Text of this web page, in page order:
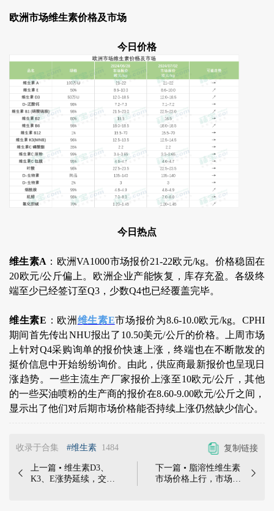
欧洲市场维生素价格及市场
今日价格
今日热点
维生素A ：欧洲VA1000市场报价21-22欧元/kg。价格稳固在
20欧元/公斤偏上。欧洲企业产能恢复，库存充盈。各级终
端至少已经签订至Q3，少数Q4也已经覆盖完毕。
维生素E ：欧洲 维生素E市场报价为8.6-10.0欧元/kg。CPHI
期间首先传出NHU报出了10.50美元/公斤的价格。上周市场
上针对Q4采购询单的报价快速上涨，终端也在不断散发的
挺价信息中开始纷纷询价。由此，供应商最新报价也呈现日
涨趋势。一些主流生产厂家报价上涨至10欧元/公斤，其他
的一些买油喷粉的生产商的报价在8.60-9.00欧元/公斤之间，
显示出了他们对后期市场价格能否持续上涨仍然缺少信心。
收录于合集 #维生素 1484 复制链接

上一篇 • 维生素D3、
K3、E涨势延续，交投
下一篇 • 脂溶性维生素
市场价格上行，市场热
